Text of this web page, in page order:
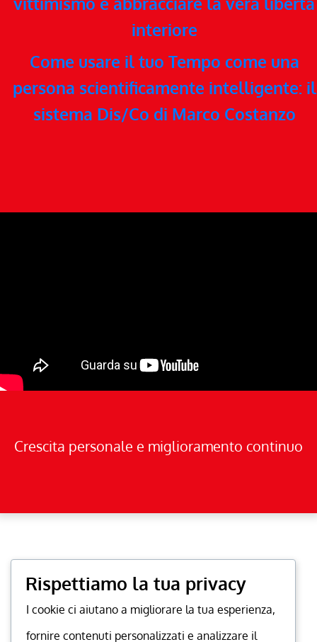
interiore
Come usare il tuo Tempo come una
persona scientificamente intelligente: il
sistema Dis/Co di Marco Costanzo
Crescita personale e miglioramento continuo
Rispettiamo la tua privacy
I cookie ci aiutano a migliorare la tua esperienza,
fornire contenuti personalizzati e analizzare il